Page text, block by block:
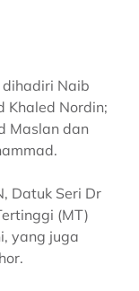
dihadiri Naib
Khaled Nordin;
Maslan dan
Datuk Seri Dr
(MT)
yang juga